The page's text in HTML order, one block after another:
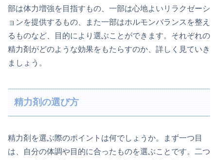
部は体力増強を目指すもの、一部は心地よいリラクゼーシ
ョンを提供するもの、また一部はホルモンバランスを整え
るものなど、目的により選ぶことができます。それぞれの
精力剤がどのような効果をもたらすのか、詳しく見ていき
ましょう。
精力剤の選び方
精力剤を選ぶ際のポイントは何でしょうか。まず一つ目
は、自分の体調や目的に合ったものを選ぶことです。二つ